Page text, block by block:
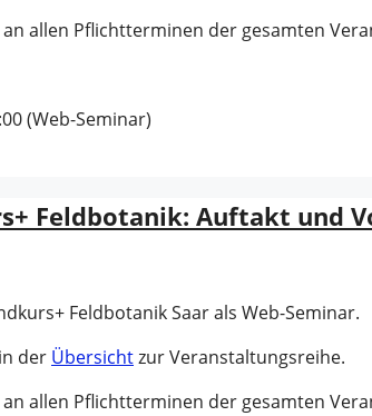
allen Pflichtterminen der gesamten
(Web-Seminar)
Feldbotanik: Auftakt und
Feldbotanik Saar als Web-Seminar.
der Übersichtzur Veranstaltungsreihe.
allen Pflichtterminen der gesamten